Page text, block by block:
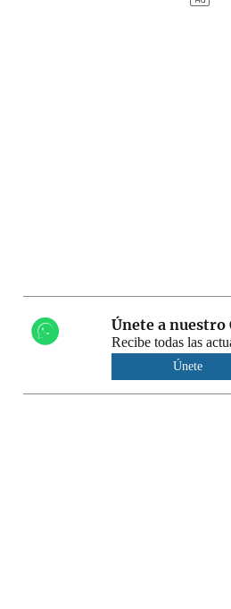
Únete a nuestro
Recibe todas las
Únete